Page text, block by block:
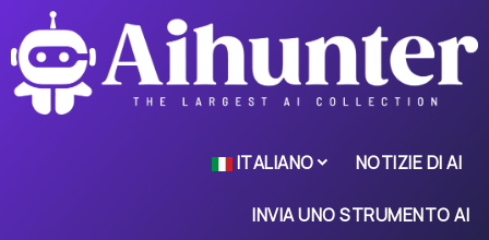
ITALIANO NOTIZIE DI AI
INVIA UNO STRUMENTO AI